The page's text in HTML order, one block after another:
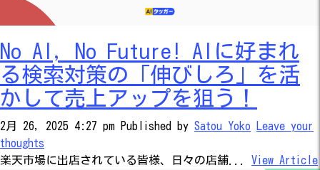
No AI, No Future! AIに好まれ
る検索対策の「伸びしろ」を活
かして売上アップを狙う！
2月 26, 2025 4:27 pm Published by Satou Yoko
Leave your
thoughts
楽天市場に出店されている皆様、日々の店舗... View Article